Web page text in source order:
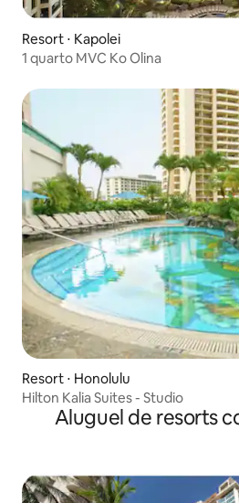
Resort ⋅ Kapolei
1 quarto MVC Ko Olina
Resort ⋅ Honolulu
Hilton Kalia Suites - Studio
Aluguel de resorts